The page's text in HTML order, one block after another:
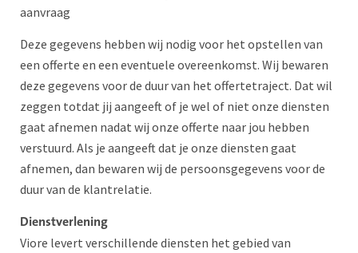
aanvraag
Deze gegevens hebben wij nodig voor het opstellen van
een offerte en een eventuele overeenkomst. Wij bewaren
deze gegevens voor de duur van het offertetraject. Dat wil
zeggen totdat jij aangeeft of je wel of niet onze diensten
gaat afnemen nadat wij onze offerte naar jou hebben
verstuurd. Als je aangeeft dat je onze diensten gaat
afnemen, dan bewaren wij de persoonsgegevens voor de
duur van de klantrelatie.
Dienstverlening
Viore levert verschillende diensten het gebied van